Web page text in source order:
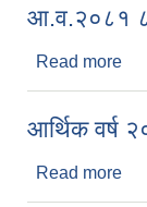
आ.व.२०८१
Read more
आर्थिक वर्ष
Read more